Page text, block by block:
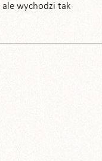
wychodzi tak